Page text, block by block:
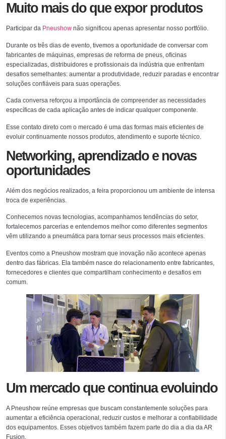
Muito mais do que expor produtos
Participar da Pneushow não significou apenas apresentar nosso portfólio.
Durante os três dias de evento, tivemos a oportunidade de conversar com
fabricantes de máquinas, empresas de reforma de pneus, oficinas
especializadas, distribuidores e profissionais da indústria que enfrentam
desafios semelhantes: aumentar a produtividade, reduzir paradas e encontrar
soluções confiáveis para suas operações.
Cada conversa reforçou a importância de compreender as necessidades
específicas de cada aplicação antes de indicar qualquer componente.
Esse contato direto com o mercado é uma das formas mais eficientes de
evoluir continuamente nossos produtos, atendimento e suporte técnico.
Networking, aprendizado e novas
oportunidades
Além dos negócios realizados, a feira proporcionou um ambiente de intensa
troca de experiências.
Conhecemos novas tecnologias, acompanhamos tendências do setor,
fortalecemos parcerias e entendemos melhor como diferentes segmentos
vêm utilizando a pneumática para tornar seus processos mais eficientes.
Eventos como a Pneushow mostram que inovação não acontece apenas
dentro das fábricas. Ela também nasce do relacionamento entre fabricantes,
fornecedores e clientes que compartilham conhecimento e desafios em
comum.
Um mercado que continua evoluindo
A Pneushow reúne empresas que buscam constantemente soluções para
aumentar a eficiência operacional, reduzir custos e melhorar a confiabilidade
dos equipamentos. Esses objetivos também fazem parte do dia a dia da AR
Fusion.